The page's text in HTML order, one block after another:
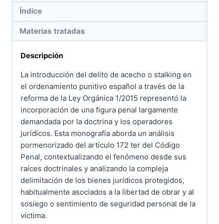
Índice
Materias tratadas
Descripción
La introducción del delito de acecho o stalking en
el ordenamiento punitivo español a través de la
reforma de la Ley Orgánica 1/2015 representó la
incorporación de una figura penal largamente
demandada por la doctrina y los operadores
jurídicos. Esta monografía aborda un análisis
pormenorizado del artículo 172 ter del Código
Penal, contextualizando el fenómeno desde sus
raíces doctrinales y analizando la compleja
delimitación de los bienes jurídicos protegidos,
habitualmente asociados a la libertad de obrar y al
sosiego o sentimiento de seguridad personal de la
víctima.